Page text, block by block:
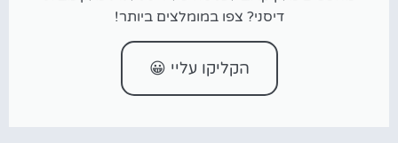
דיסני? צפו במומלצים ביותר!
הקליקו עליי 😀